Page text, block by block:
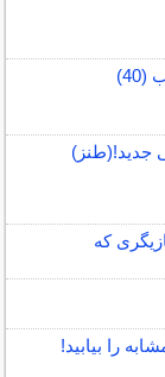
جدید!(طنز)
که
را بیابید!